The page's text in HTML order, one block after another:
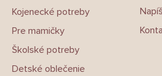
Kojenecké potreby
Pre mamičky
Školské potreby
Detské oblečenie